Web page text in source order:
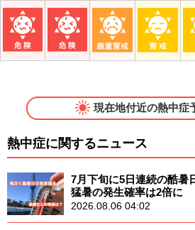
現在地付近の熱中症
熱中症に関するニュース
7月下旬に5日連続の酷
猛暑の発生確率は2倍に
2026.08.06 04:02